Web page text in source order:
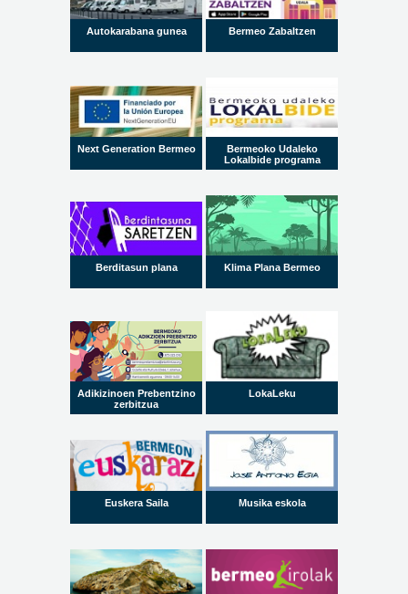
Autokarabana gunea Bermeo Zabaltzen
Next Generation Bermeo
Bermeoko Udaleko
Lokalbide programa
Berditasun plana Klima Plana Bermeo
Adikizinoen Prebentzino
zerbitzua
LokaLeku
Euskera Saila Musika eskola